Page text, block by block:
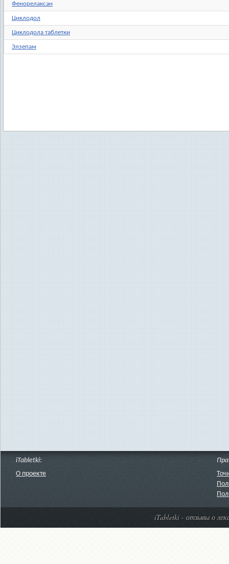
Фенорелаксан
Циклодол
Циклодола таблетки
Элзепам
iTabletki:
О проекте
iTabletki - отзывы о